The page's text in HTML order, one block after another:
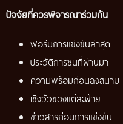
ปัจจัยที่ควรพิจารณาร่วมกัน
ฟอร์มการแข่งขันล่าสุด
ประวัติการชนที่ผ่านมา
ความพร้อมก่อนลงสนาม
เชิงวัวของแต่ละฝ่าย
ข่าวสารก่อนการแข่งขัน